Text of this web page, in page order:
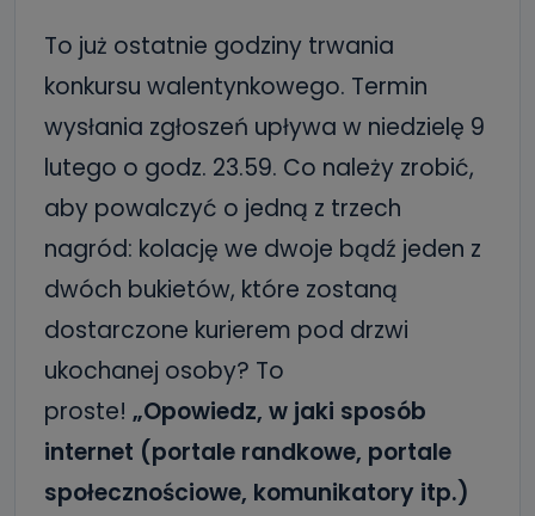
To już ostatnie godziny trwania
konkursu walentynkowego. Termin
wysłania zgłoszeń upływa w niedzielę 9
lutego o godz. 23.59. Co należy zrobić,
aby powalczyć o jedną z trzech
nagród: kolację we dwoje bądź jeden z
dwóch bukietów, które zostaną
dostarczone kurierem pod drzwi
ukochanej osoby? To
proste! „Opowiedz, w jaki sposób
internet (portale randkowe, portale
społecznościowe, komunikatory itp.)